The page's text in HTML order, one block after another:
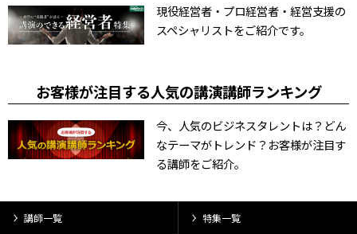
現役経営者・プロ経営者・経営支援の
スペシャリストをご紹介です。
お客様が注目する人気の講演講師ランキング
今、人気のビジネスタレントは？どん
なテーマがトレンド？お客様が注目す
る講師をご紹介。
講師一覧 特集一覧